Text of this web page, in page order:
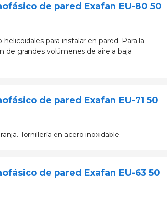
de pared Exafan EU-80 50
helicoidales para instalar en pared. Para la
de grandes volúmenes de aire a baja
de pared Exafan EU-71 50
Tornillería en acero inoxidable.
de pared Exafan EU-63 50